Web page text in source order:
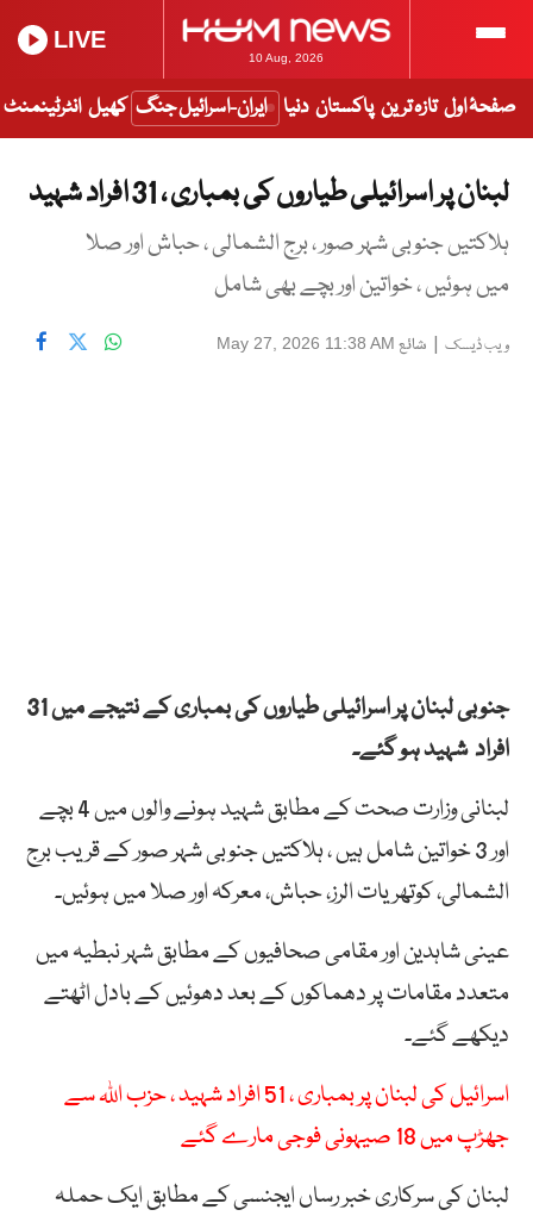
10 Aug, 2026
LIVE
صفحۂ اول تازہ ترین پاکستان دنیا ایران-اسرائیل جنگ کھیل انٹرٹینمنٹ
لبنان پر اسرائیلی طیاروں کی بمباری ، 31 افراد شہید
ہلاکتیں جنوبی شہر صور ، برج الشمالی ، حباش اور صلا
میں ہوئیں ، خواتین اور بچے بھی شامل
ویب ڈیسک | شائع May 27, 2026 11:38 AM
جنوبی لبنان پر اسرائیلی طیاروں کی بمباری کے نتیجے میں 31
افراد شہید ہو گئے۔
لبنانی وزارت صحت کے مطابق شہید ہونے والوں میں 4 بچے
اور 3 خواتین شامل ہیں ، ہلاکتیں جنوبی شہر صور کے قریب برج
الشمالی، کوتھریات الرز، حباش، معرکہ اور صلا میں ہوئیں۔
عینی شاہدین اور مقامی صحافیوں کے مطابق شہر نبطیہ میں
متعدد مقامات پر دھماکوں کے بعد دھوئیں کے بادل اٹھتے
دیکھے گئے۔
اسرائیل کی لبنان پر بمباری ، 51 افراد شہید ، حزب اللہ سے
جھڑپ میں 18 صیہونی فوجی مارے گئے
لبنان کی سرکاری خبر رساں ایجنسی کے مطابق ایک حملہ